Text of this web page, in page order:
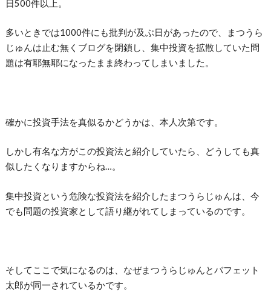
日500件以上。
多いときでは1000件にも批判が及ぶ日があったので、まつうら
じゅんは止む無くブログを閉鎖し、集中投資を拡散していた問
題は有耶無耶になったまま終わってしまいました。
確かに投資手法を真似るかどうかは、本人次第です。
しかし有名な方がこの投資法と紹介していたら、どうしても真
似したくなりますからね…。
集中投資という危険な投資法を紹介したまつうらじゅんは、今
でも問題の投資家として語り継がれてしまっているのです。
そしてここで気になるのは、なぜまつうらじゅんとバフェット
太郎が同一されているかです。